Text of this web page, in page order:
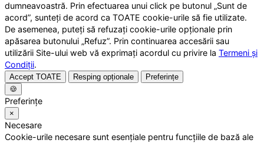
dumneavoastră. Prin efectuarea unui click pe butonul „Sunt de
acord”, sunteți de acord ca TOATE cookie-urile să fie utilizate.
De asemenea, puteți să refuzați cookie-urile opționale prin
apăsarea butonului „Refuz”. Prin continuarea accesării sau
utilizării Site-ului web vă exprimați acordul cu privire la Termeni și
Condiții.
Accept TOATE Resping opționale
Preferințe
🍪
Preferințe
×
Necesare
Cookie-urile necesare sunt esențiale pentru funcțiile de bază ale